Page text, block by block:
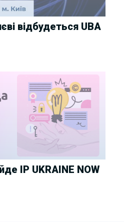
відбудеться UBA
IP UKRAINE NOW